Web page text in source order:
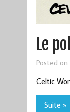
Le
Posted on
Celtic
Suite »